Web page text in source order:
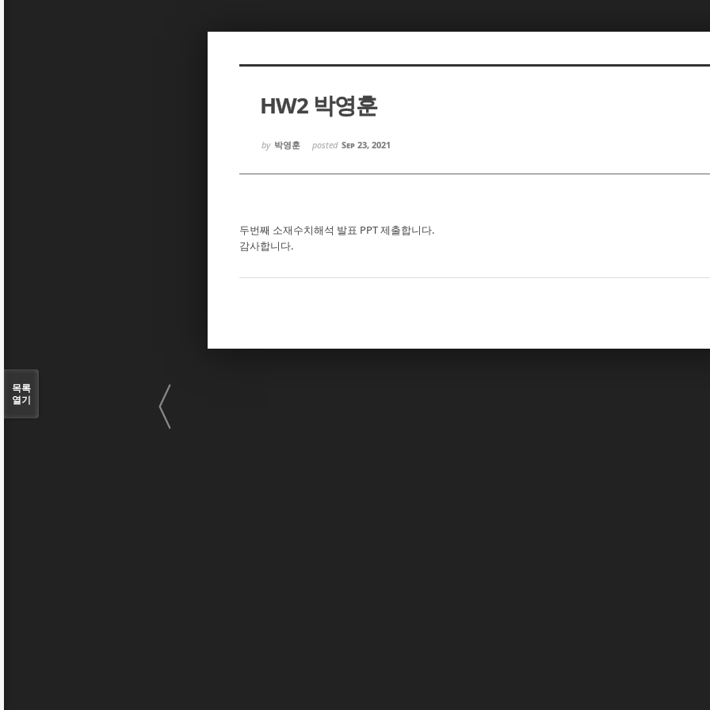
HW2 박영훈
by 박영훈 posted Sep 23, 2021
두번째 소재수치해석 발표 PPT 제출합니다.
감사합니다.
〈
목록
열기
Sketchbook5, 스케치북5
Sketchbook5, 스케치북5
Sketchbook5, 스케치북5
Sketchbook5, 스케치북5